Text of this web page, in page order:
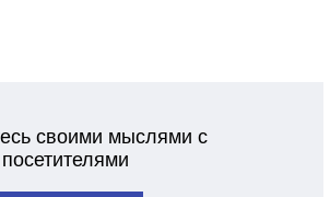
своими мыслями с